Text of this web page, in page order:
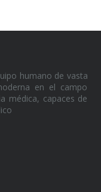
humano de vasta
en el campo
médica, capaces de